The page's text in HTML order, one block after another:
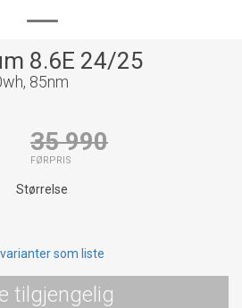
8.6E 24/25
85nm
35 990
FØRPRIS
Størrelse
som liste
tilgjengelig